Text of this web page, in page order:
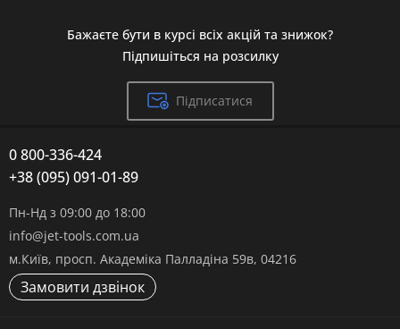
Бажаєте бути в курсі всіх акцій та знижок?
Підпишіться на розсилку
Підписатися
0 800-336-424
+38 (095) 091-01-89
Пн-Нд з 09:00 до 18:00
info@jet-tools.com.ua
м.Київ, просп. Академіка Палладіна 59в, 04216
Замовити дзвінок